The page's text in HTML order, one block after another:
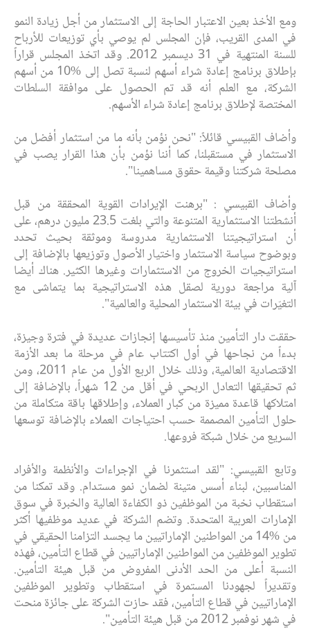
ومع الأخذ بعين الاعتبار الحاجة إلى الاستثمار من أجل زيادة النمو
في المدى القريب، فإن المجلس لم يوصي بأي توزيعات للأرباح
للسنة المنتهية في 31 ديسمبر 2012. وقد اتخذ المجلس قراراً
بإطلاق برنامج إعادة شراء أسهم لنسبة تصل إلى %10 من أسهم
الشركة، مع العلم أنه قد تم الحصول على موافقة السلطات
المختصة لإطلاق برنامج إعادة شراء الأسهم.
وأضاف القبيسي قائلاً: "نحن نؤمن بأنه ما من استثمار أفضل من
الاستثمار في مستقبلنا، كما أننا نؤمن بأن هذا القرار يصب في
مصلحة شركتنا وقيمة حقوق مساهمينا".
وأضاف القبيسي : "برهنت الإيرادات القوية المحققة من قبل
أنشطتنا الاستثمارية المتنوعة والتي بلغت 23.5 مليون درهم، على
أن استراتيجيتنا الاستثمارية مدروسة وموثقة بحيث تحدد
وبوضوح سياسة الاستثمار واختيار الأصول وتوزيعها بالإضافة إلى
استراتيجيات الخروج من الاستثمارات وغيرها الكثير. هناك أيضا
آلية مراجعة دورية لصقل هذه الاستراتيجية بما يتماشى مع
التغيّرات في بيئة الاستثمار المحلية والعالمية".
حققت دار التأمين منذ تأسيسها إنجازات عديدة في فترة وجيزة،
بدءاً من نجاحها في أول اكتتاب عام في مرحلة ما بعد الأزمة
الاقتصادية العالمية، وذلك خلال الربع الأول من عام 2011، ومن
ثم تحقيقها التعادل الربحي في أقل من 12 شهراً، بالإضافة إلى
امتلاكها قاعدة مميزة من كبار العملاء، وإطلاقها باقة متكاملة من
حلول التأمين المصممة حسب احتياجات العملاء بالإضافة توسعها
السريع من خلال شبكة فروعها.
وتابع القبيسي: "لقد استثمرنا في الإجراءات والأنظمة والأفراد
المناسبين، لبناء أسس متينة لضمان نمو مستدام. وقد تمكنا من
استقطاب نخبة من الموظفين ذو الكفاءة العالية والخبرة في سوق
الإمارات العربية المتحدة. وتضم الشركة في عديد موظفيها أكثر
من %14 من المواطنين الإماراتيين ما يجسد التزامنا الحقيقي في
تطوير الموظفين من المواطنين الإماراتيين في قطاع التأمين، فهذه
النسبة أعلى من الحد الأدنى المفروض من قبل هيئة التأمين.
وتقديراً لجهودنا المستمرة في استقطاب وتطوير الموظفين
الإماراتيين في قطاع التأمين، فقد حازت الشركة على جائزة منحت
في شهر نوفمبر 2012 من قبل هيئة التأمين".